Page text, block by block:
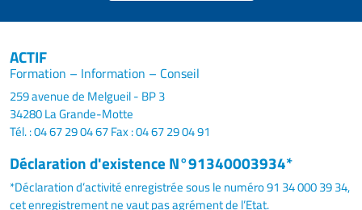
ACTIF
Formation – Information – Conseil
259 avenue de Melgueil - BP 3
34280 La Grande-Motte
Tél. : 04 67 29 04 67Fax : 04 67 29 04 91
Déclaration d'existence N°91340003934*
*Déclaration d’activité enregistrée sous le numéro 91 34 000 39 34,
cet enregistrement ne vaut pas agrément de l’Etat.